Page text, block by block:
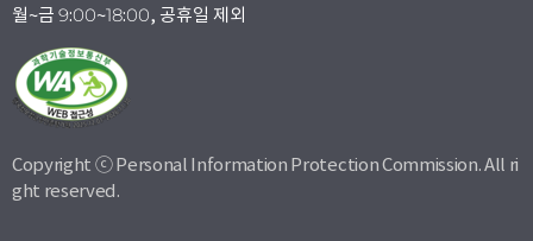
월~금 9:00~18:00, 공휴일 제외
Copyright ⓒ Personal Information Protection Commission. All ri
ght reserved.